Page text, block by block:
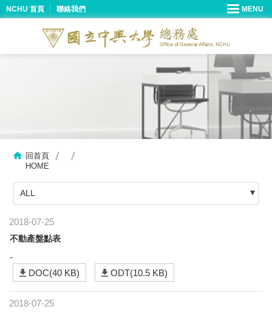
NCHU 首頁 聯絡我們
回首頁
HOME
ALL
2018-07-25
不動產盤點表
-
DOC(40 KB)
ODT(10.5 KB)
2018-07-25